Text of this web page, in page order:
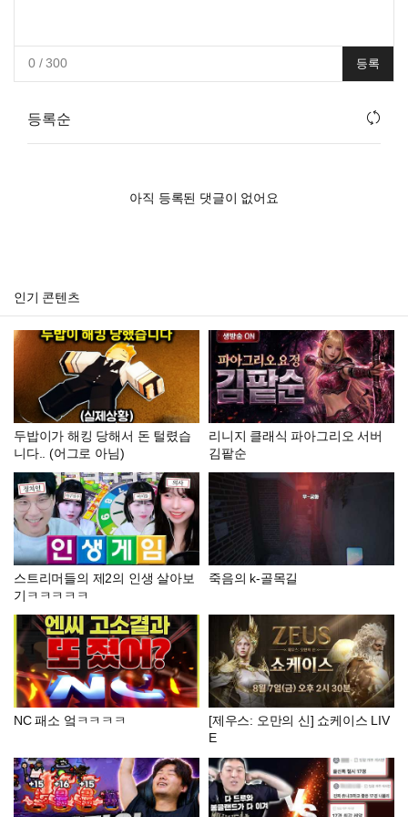
0/ 300 등록
등록순
아직 등록된 댓글이 없어요
인기 콘텐츠
두밥이가 해킹 당해서 돈 털렸습
니다.. (어그로 아님)
리니지 클래식 파아그리오 서버
김팥순
스트리머들의 제2의 인생 살아보
기ㅋㅋㅋㅋㅋ
죽음의 k-골목길
NC 패소 엌ㅋㅋㅋㅋ
[제우스: 오만의 신] 쇼케이스 LIV
E